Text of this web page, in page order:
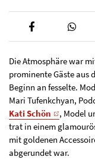
Die Atmosphäre war
prominente Gäste aus
Beginn an fesselte.
Mari Tufenkchyan,
Kati Schön
, Model
trat in einem
mit goldenen
abgerundet war.